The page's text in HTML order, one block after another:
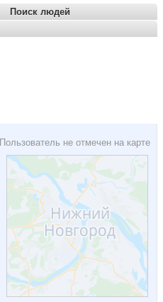
Поиск людей
Пользователь не отмечен на карте